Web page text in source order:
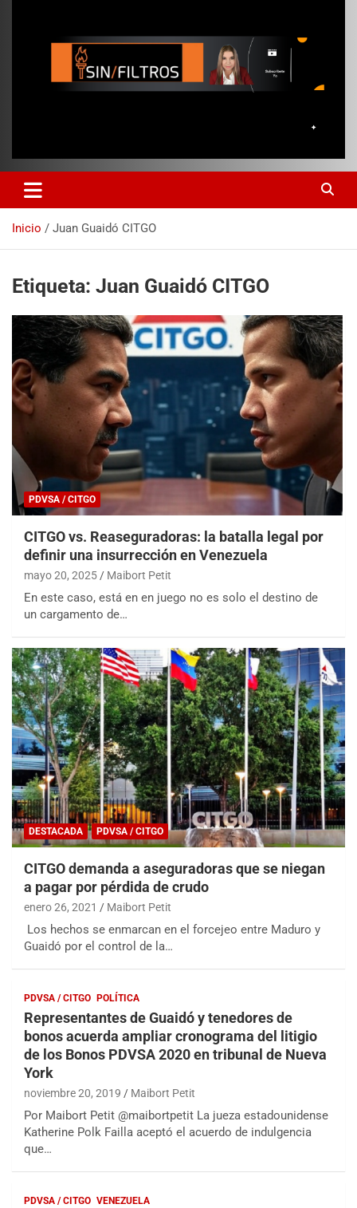
Inicio Juan Guaidó CITGO
Etiqueta: Juan Guaidó CITGO
PDVSA / CITGO
CITGO vs. Reaseguradoras: la batalla legal por
definir una insurrección en Venezuela
mayo 20, 2025 Maibort Petit
En este caso, está en en juego no es solo el destino de
un cargamento de…
DESTACADA PDVSA / CITGO
CITGO demanda a aseguradoras que se niegan
a pagar por pérdida de crudo
enero 26, 2021 Maibort Petit
Los hechos se enmarcan en el forcejeo entre Maduro y
Guaidó por el control de la…
PDVSA / CITGO POLÍTICA
Representantes de Guaidó y tenedores de
bonos acuerda ampliar cronograma del litigio
de los Bonos PDVSA 2020 en tribunal de Nueva
York
noviembre 20, 2019 Maibort Petit
Por Maibort Petit @maibortpetit La jueza estadounidense
Katherine Polk Failla aceptó el acuerdo de indulgencia
que…
PDVSA / CITGO VENEZUELA